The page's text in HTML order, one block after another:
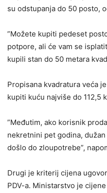
su odstupanja do 50 posto,
”Možete kupiti pedeset
potpore, ali će vam se
kupili stan do 50 metara
Propisana kvadratura veća
kupiti kuću najviše do 112,5
”Međutim, ako korisnik
nekretnini pet godina,
došlo do zloupotrebe”,
Drugi je kriterij cijena
PDV-a. Ministarstvo je